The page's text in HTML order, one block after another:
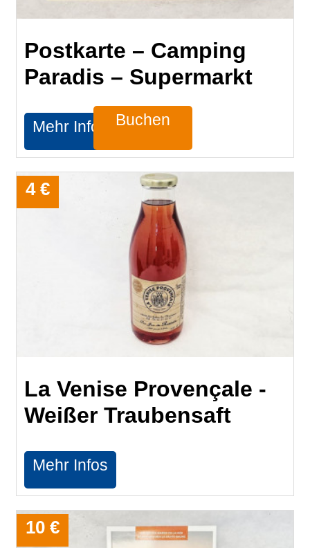
Postkarte – Camping
Paradis – Supermarkt
Mehr Infos Buchen
La Venise Provençale -
Weißer Traubensaft
4 €
Mehr Infos
10 €